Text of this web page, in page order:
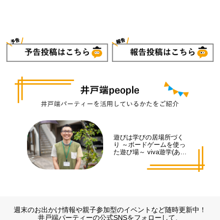
遊びは学びの居場所づく
り ～ボードゲームを使っ
た遊び場～ viva遊学(あそ
週末のお出かけ情報や親子参加型のイベントなど随時更新中！
井戸端パーティーの公式SNSをフォローして、